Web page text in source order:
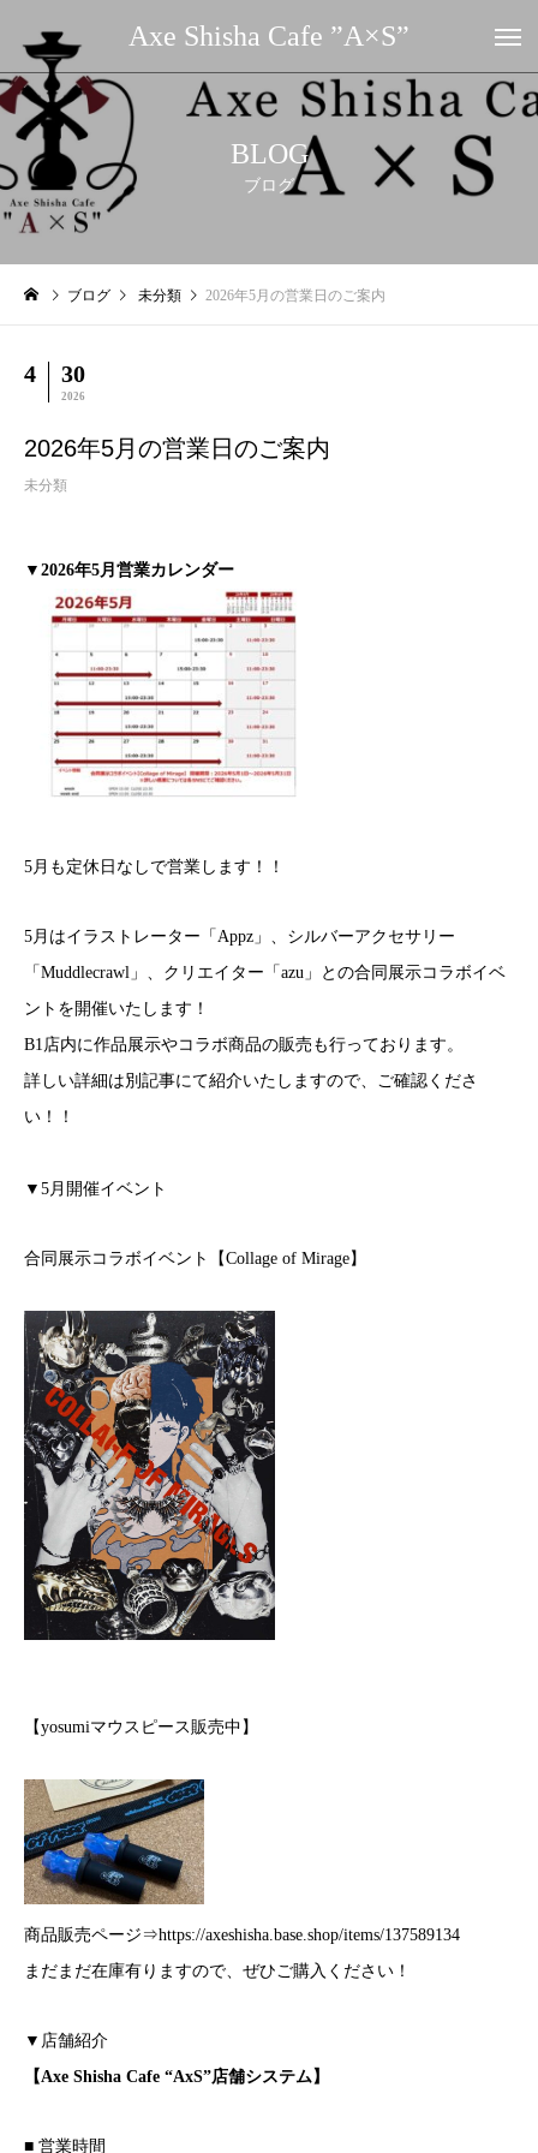
Axe Shisha Cafe ”A×S”
BLOG
ブログ
ブログ 未分類 2026年5月の営業日のご案内
4 30
2026
2026年5月の営業日のご案内
未分類
▼2026年5月営業カレンダー
5月も定休日なしで営業します！！
5月はイラストレーター「Appz」、シルバーアクセサリー
「Muddlecrawl」、クリエイター「azu」との合同展示コラボイベ
ントを開催いたします！
B1店内に作品展示やコラボ商品の販売も行っております。
詳しい詳細は別記事にて紹介いたしますので、ご確認くださ
い！！
▼5月開催イベント
合同展示コラボイベント【Collage of Mirage】
【yosumiマウスピース販売中】
商品販売ページ⇒https://axeshisha.base.shop/items/137589134
まだまだ在庫有りますので、ぜひご購入ください！
▼店舗紹介
【Axe Shisha Cafe “AxS”店舗システム】
■ 営業時間